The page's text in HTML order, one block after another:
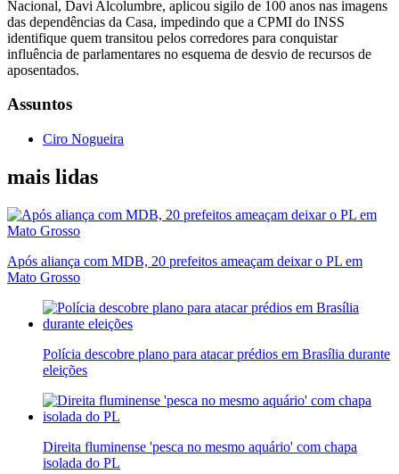
Nacional, Davi Alcolumbre, aplicou sigilo de 100 anos nas imagens
das dependências da Casa, impedindo que a CPMI do INSS
identifique quem transitou pelos corredores para conquistar
influência de parlamentares no esquema de desvio de recursos de
aposentados.
Assuntos
Ciro Nogueira
mais lidas
Após aliança com MDB, 20 prefeitos ameaçam deixar o PL em
Mato Grosso
Polícia descobre plano para atacar prédios em Brasília durante
eleições
Direita fluminense 'pesca no mesmo aquário' com chapa
isolada do PL